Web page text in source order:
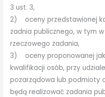
3 ust. 3,
2) oceny przedstawionej
zadnia publicznego, w tym
rzeczowego zadania,
3) oceny proponowanej
kwalifikacji osób, przy
pozarządowa lub podmioty
będą realizować zadania